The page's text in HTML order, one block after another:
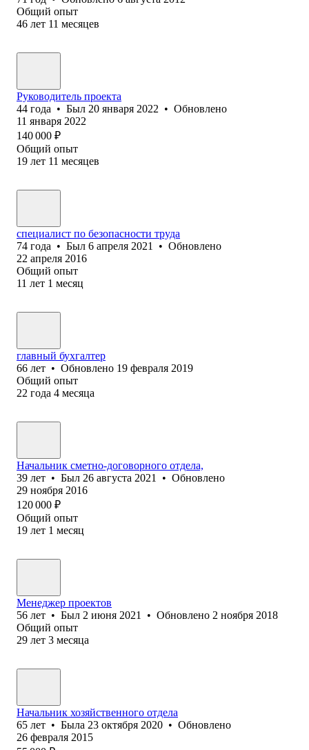
Общий опыт
46 лет 11 месяцев
Руководитель проекта
44 года • Был 20 января 2022 • Обновлено
11 января 2022
140 000 ₽
Общий опыт
19 лет 11 месяцев
специалист по безопасности труда
74 года • Был 6 апреля 2021 • Обновлено
22 апреля 2016
Общий опыт
11 лет 1 месяц
главный бухгалтер
66 лет • Обновлено 19 февраля 2019
Общий опыт
22 года 4 месяца
Начальник сметно-договорного отдела,
39 лет • Был 26 августа 2021 • Обновлено
29 ноября 2016
120 000 ₽
Общий опыт
19 лет 1 месяц
Менеджер проектов
56 лет • Был 2 июня 2021 • Обновлено 2 ноября 2018
Общий опыт
29 лет 3 месяца
Начальник хозяйственного отдела
65 лет • Была 23 октября 2020 • Обновлено
26 февраля 2015